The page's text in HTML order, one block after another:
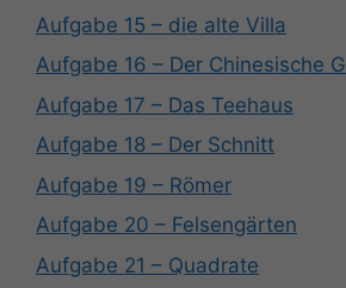
Aufgabe 15 – die alte Villa
Aufgabe 16 – Der Chinesische
Aufgabe 17 – Das Teehaus
Aufgabe 18 – Der Schnitt
Aufgabe 19 – Römer
Aufgabe 20 – Felsengärten
Aufgabe 21 – Quadrate